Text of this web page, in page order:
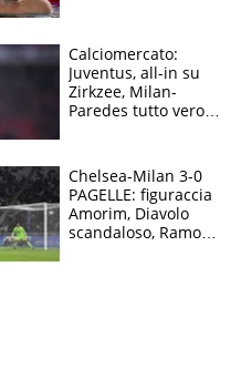
Curtis
Calciomercato:
Juventus, all-in su
Zirkzee, Milan-
Paredes tutto vero,
Chelsea-Milan 3-0
PAGELLE: figuraccia
Amorim, Diavolo
scandaloso, Ramos